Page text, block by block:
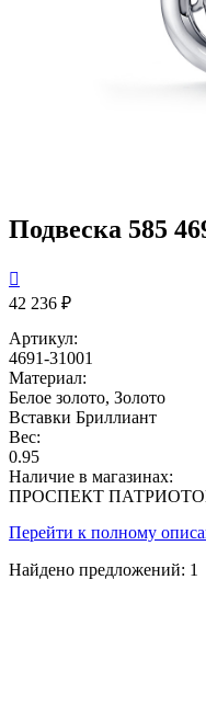
Подвеска 585

42 236 ₽
Артикул:
4691-31001
Материал:
Белое золото, Золото
Вставки Бриллиант
Вес:
0.95
Наличие в магазинах:
ПРОСПЕКТ
Перейти к полному
Найдено предложений: 1